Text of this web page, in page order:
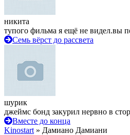
никита
тупого фильма я ещё не видел.вы
Семь вёрст до рассвета
шурик
джеймс бонд закурил нервно в
Вместе до конца
Kinostart » Дамиано Дамиани